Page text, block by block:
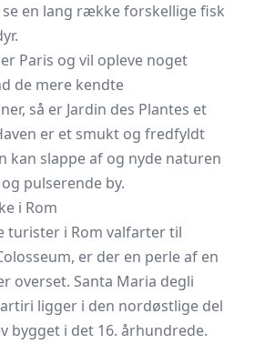
en lang række forskellige fisk
Paris og vil opleve noget
de mere kendte
så er Jardin des Plantes et
er et smukt og fredfyldt
kan slappe af og nyde naturen
pulserende by.
i Rom
turister i Rom valfarter til
er der en perle af en
overset. Santa Maria degli
ligger i den nordøstlige del
bygget i det 16. århundrede.